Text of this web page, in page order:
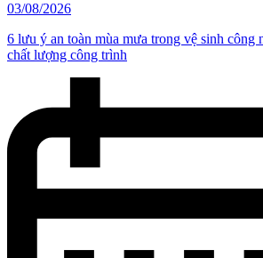
03/08/2026
6 lưu ý an toàn mùa mưa trong vệ sinh công
chất lượng công trình